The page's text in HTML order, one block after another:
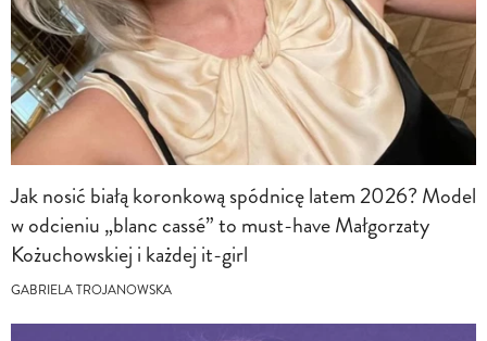
Jak nosić białą koronkową spódnicę latem 2026? Model
w odcieniu „blanc cassé” to must-have Małgorzaty
Kożuchowskiej i każdej it-girl
GABRIELA TROJANOWSKA